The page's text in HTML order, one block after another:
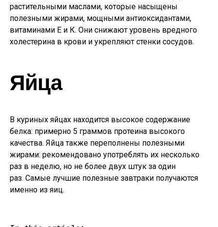
растительными маслами, которые насыщены
полезными жирами, мощными антиоксидантами,
витаминами Е и К. Они снижают уровень вредного
холестерина в крови и укрепляют стенки сосудов.
Яйца
В куриных яйцах находится высокое содержание
белка: примерно 5 граммов протеина высокого
качества. Яйца также переполнены полезными
жирами: рекомендовано употреблять их несколько
раз в неделю, но не более двух штук за один
раз. Самые лучшие полезные завтраки получаются
именно из яиц.